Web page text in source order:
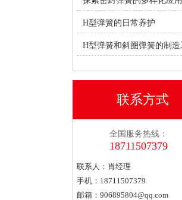
H型弹簧的日常养护
联系方式
全国服务热线：
18711507379
联系人：肖经理
手机：18711507379
邮箱： 906895804@qq.com